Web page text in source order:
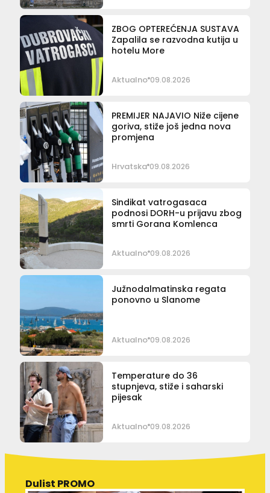
ZBOG OPTEREĆENJA SUSTAVA
Zapalila se razvodna kutija u
hotelu More
Aktualno 09.08.2026
PREMIJER NAJAVIO Niže cijene
goriva, stiže još jedna nova
promjena
Hrvatska 09.08.2026
Sindikat vatrogasaca
podnosi DORH-u prijavu zbog
smrti Gorana Komlenca
Aktualno 09.08.2026
Južnodalmatinska regata
ponovno u Slanome
Aktualno 09.08.2026
Temperature do 36
stupnjeva, stiže i saharski
pijesak
Aktualno 09.08.2026
Dulist PROMO